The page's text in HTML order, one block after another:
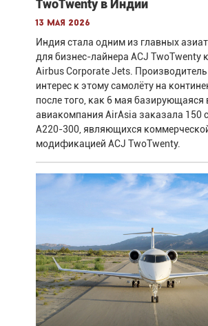
TwoTwenty в Индии
13 мая 2026
Индия стала одним из главных
для бизнес-лайнера ACJ TwoTwenty
Airbus Corporate Jets.
интерес к этому самолёту на
после того, как 6 мая
авиакомпания AirAsia заказала 150
A220-300, являющихся
модификацией ACJ TwoTwenty.